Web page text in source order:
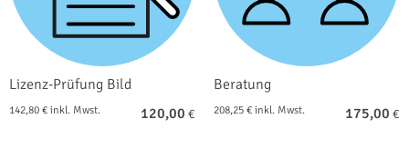
Lizenz-Prüfung Bild
142,80 € inkl. Mwst. 120,00 €
Beratung
208,25 € inkl. Mwst. 175,00 €